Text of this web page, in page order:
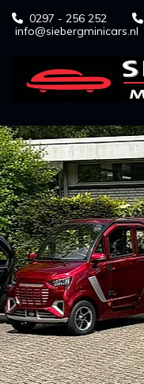
 0297 - 256 252 
info@siebergminicars.nl